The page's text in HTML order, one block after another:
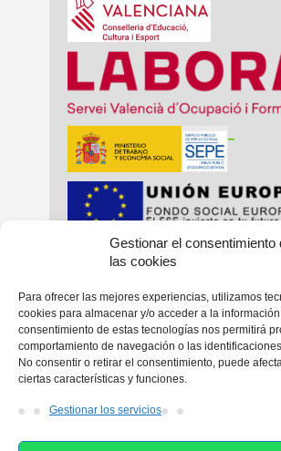
Gestionar el consentimiento
las cookies
Para ofrecer las mejores experiencias, utilizamos
cookies para almacenar y/o acceder a la
consentimiento de estas tecnologías nos permitirá
comportamiento de navegación o las
No consentir o retirar el consentimiento, puede
ciertas características y funciones.
Gestionar los servicios
_ _